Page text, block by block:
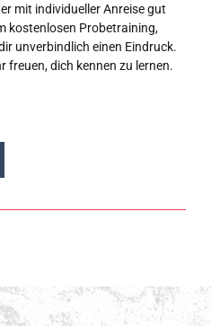
mit individueller Anreise gut
kostenlosen Probetraining,
unverbindlich einen Eindruck.
freuen, dich kennen zu lernen.